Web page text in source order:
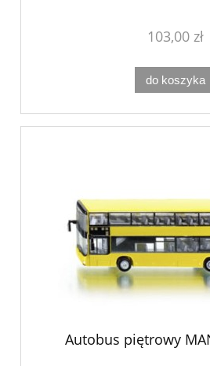
103,00 zł
do koszyka
Autobus piętrowy